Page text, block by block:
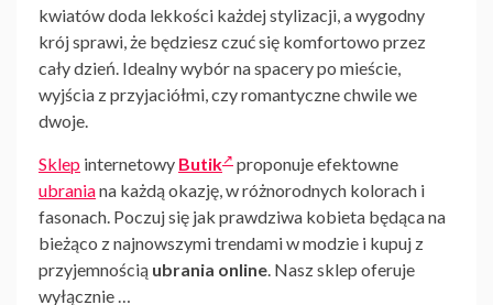
kwiatów doda lekkości każdej stylizacji, a wygodny
krój sprawi, że będziesz czuć się komfortowo przez
cały dzień. Idealny wybór na spacery po mieście,
wyjścia z przyjaciółmi, czy romantyczne chwile we
dwoje.
Sklep internetowy Butik
proponuje efektowne
ubraniana każdą okazję, w różnorodnych kolorach i
fasonach. Poczuj się jak prawdziwa kobieta będąca na
bieżąco z najnowszymi trendami w modzie i kupuj z
przyjemnością ubrania online . Nasz sklep oferuje
wyłącznie …